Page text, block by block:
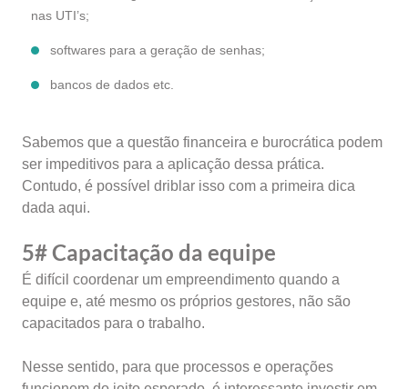
nas UTI’s;
softwares para a geração de senhas;
bancos de dados etc.
Sabemos que a questão financeira e burocrática podem
ser impeditivos para a aplicação dessa prática.
Contudo, é possível driblar isso com a primeira dica
dada aqui.
5# Capacitação da equipe
É difícil coordenar um empreendimento quando a
equipe e, até mesmo os próprios gestores, não são
capacitados para o trabalho.
Nesse sentido, para que processos e operações